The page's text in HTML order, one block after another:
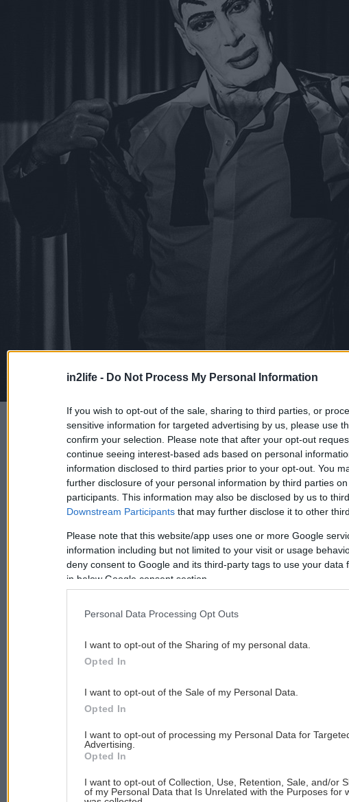
in2life - Do Not Process My Personal Information
If you wish to opt-out of the sale, sharing to third parties, or
sensitive information for targeted advertising by us, please use
confirm your selection. Please note that after your opt-out
continue seeing interest-based ads based on personal
information disclosed to third parties prior to your opt-out. You
further disclosure of your personal information by third parties on
participants. This information may also be disclosed by us to
Downstream Participants that may further disclose it to other
Please note that this website/app uses one or more Google
information including but not limited to your visit or usage
deny consent to Google and its third-party tags to use your data
in below Google consent section.
Personal Data Processing Opt Outs
I want to opt-out of the Sharing of my personal data.
Opted In
I want to opt-out of the Sale of my Personal Data.
Opted In
I want to opt-out of processing my Personal Data for
Advertising.
Opted In
I want to opt-out of Collection, Use, Retention, Sale, and/or
of my Personal Data that Is Unrelated with the Purposes for